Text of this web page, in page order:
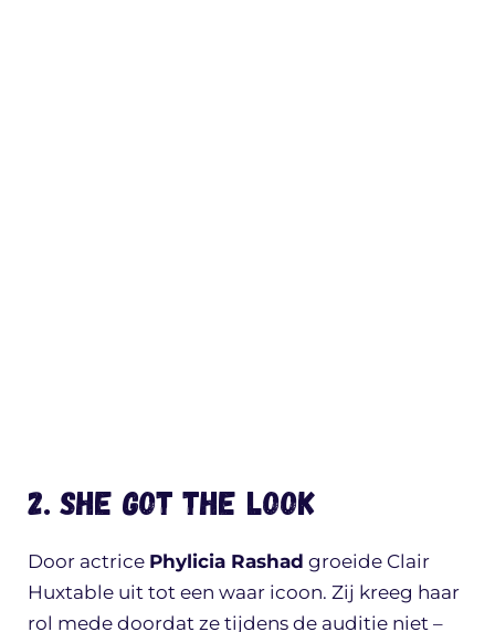
2. She got the look
Door actrice Phylicia Rashad groeide Clair
Huxtable uit tot een waar icoon. Zij kreeg haar
rol mede doordat ze tijdens de auditie niet –